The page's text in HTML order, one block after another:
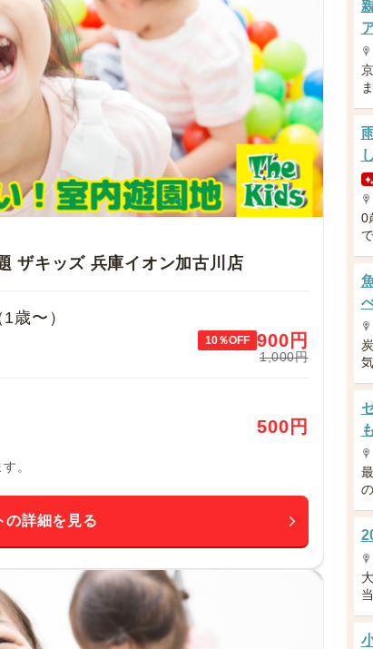
ザキッズ 兵庫イオン加古川店
歳〜）
10％OFF 900 円
1,000円
500 円
。
の詳細を見る
0